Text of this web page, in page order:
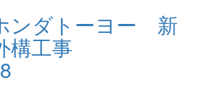
ンダトーヨー 新
構工事